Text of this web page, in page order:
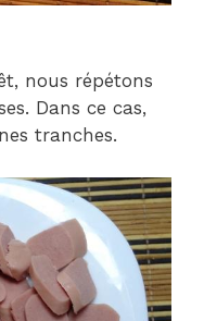
nous répétons
Dans ce cas,
tranches.